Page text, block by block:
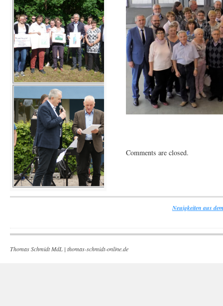
Comments are closed.
Neuigkeiten aus
Thomas Schmidt MdL | thomas-schmidt-online.de